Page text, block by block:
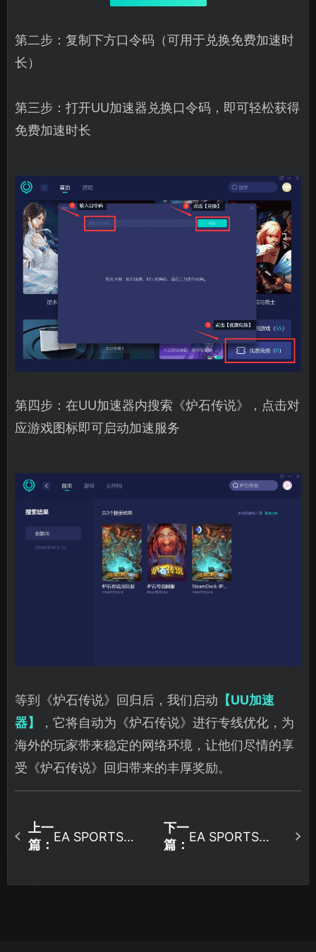
第二步：复制下方口令码（可用于兑换免费加速时
长）
第三步：打开UU加速器兑换口令码，即可轻松获得
免费加速时长
第四步：在UU加速器内搜索《炉石传说》，点击对
应游戏图标即可启动加速服务
等到《炉石传说》回归后，我们启动 【UU加速
器】
，它将自动为《炉石传说》进行专线优化，为
海外的玩家带来稳定的网络环境，让他们尽情的享
受《炉石传说》回归带来的丰厚奖励。
上一
篇：
EA SPORTS
速降低延迟！
下一
篇：
EA SPORTS
决困扰！